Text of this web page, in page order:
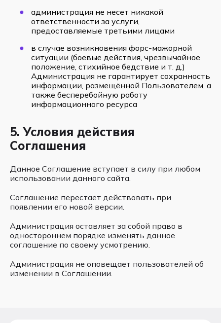
администрация не несет никакой
ответственности за услуги,
предоставляемые третьими лицами
в случае возникновения форс-мажорной
ситуации (боевые действия, чрезвычайное
положение, стихийное бедствие и т. д.)
Администрация не гарантирует сохранность
информации, размещённой Пользователем, а
также бесперебойную работу
информационного ресурса
5. Условия действия
Соглашения
Данное Соглашение вступает в силу при любом
использовании данного сайта.
Соглашение перестает действовать при
появлении его новой версии.
Администрация оставляет за собой право в
одностороннем порядке изменять данное
соглашение по своему усмотрению.
Администрация не оповещает пользователей об
изменении в Соглашении.